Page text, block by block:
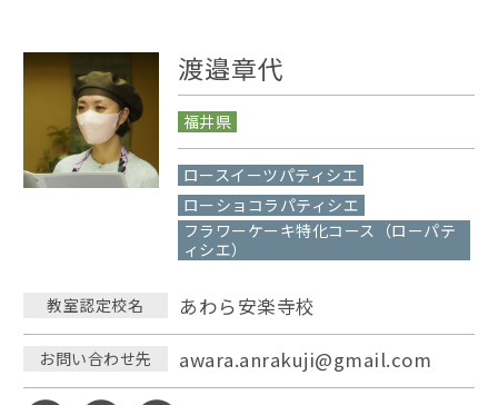
渡邉章代
福井県
ロースイーツパティシエ
ローショコラパティシエ
フラワーケーキ特化コース（ローパテ
ィシエ）
教室認定校名 あわら安楽寺校
お問い合わせ先 awara.anrakuji@gmail.com